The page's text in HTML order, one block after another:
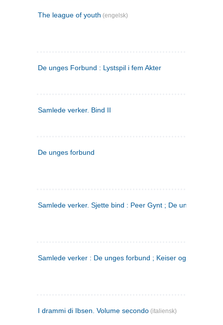
The league of youth (engelsk)
De unges Forbund : Lystspil i fem Akter
Samlede verker. Bind II
De unges forbund
Samlede verker. Sjette bind : Peer Gynt ; De unges
Samlede verker : De unges forbund ; Keiser og Galilæer. 3
I drammi di Ibsen. Volume secondo (italiensk)